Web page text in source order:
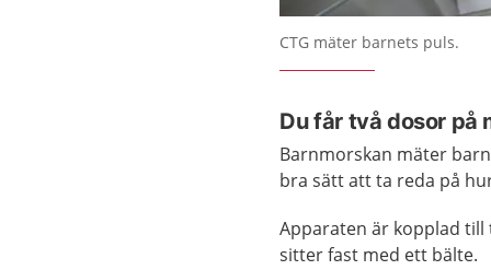
Förstora bilden
CTG mäter barnets puls.
Du får två dosor på
Barnmorskan mäter
bra sätt att ta reda på
Apparaten är kopplad
sitter fast med ett bälte.